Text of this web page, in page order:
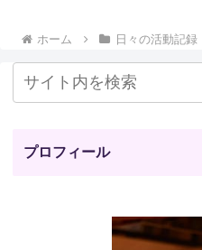
ホーム 日々の活動記録
プロフィール